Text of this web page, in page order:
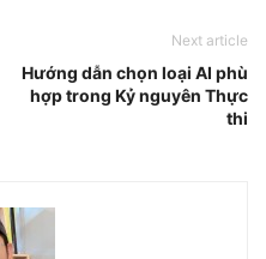
Next article
Hướng dẫn chọn loại AI phù
hợp trong Kỷ nguyên Thực
thi